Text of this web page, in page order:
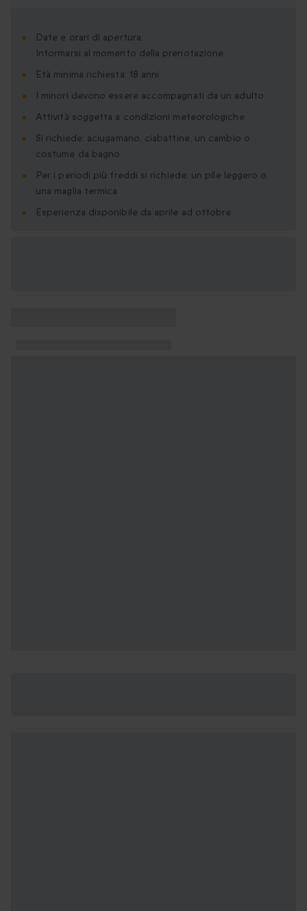
Date e orari di apertura:
Informarsi al momento della prenotazione
Età minima richiesta: 18 anni
I minori devono essere accompagnati da un adulto
Attività soggetta a condizioni meteorologiche
Si richiede: aciugamano, ciabattine, un cambio o
costume da bagno
Per i periodi più freddi si richiede: un pile leggero o
una maglia termica
Esperienza disponibile da aprile ad ottobre